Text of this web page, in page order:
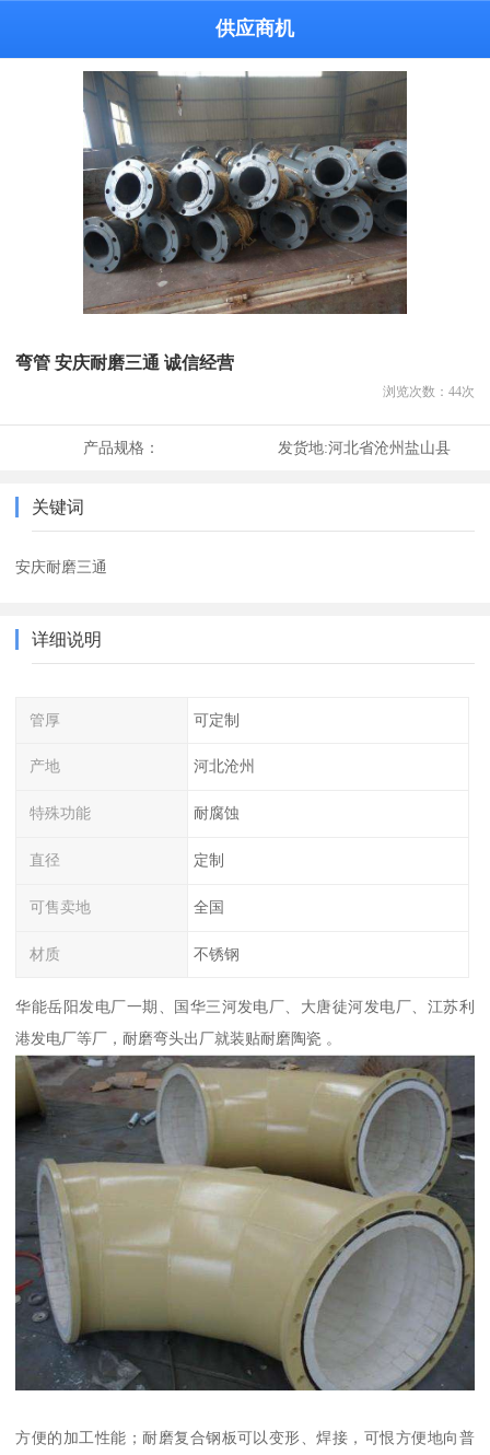
供应商机
弯管 安庆耐磨三通 诚信经营
浏览次数： 44次
产品规格： 发货地:河北省沧州盐山县
关键词
安庆耐磨三通
详细说明
管厚 可定制
产地 河北沧州
特殊功能 耐腐蚀
直径 定制
可售卖地 全国
材质 不锈钢
华能岳阳发电厂一期、国华三河发电厂、大唐徒河发电厂、江苏利
港发电厂等厂，耐磨弯头出厂就装贴耐磨陶瓷 。
方便的加工性能；耐磨复合钢板可以变形、焊接，可恨方便地向普